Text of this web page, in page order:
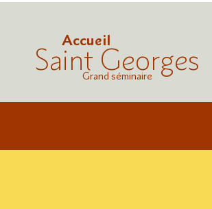
Accueil
Saint Georges
Grand séminaire